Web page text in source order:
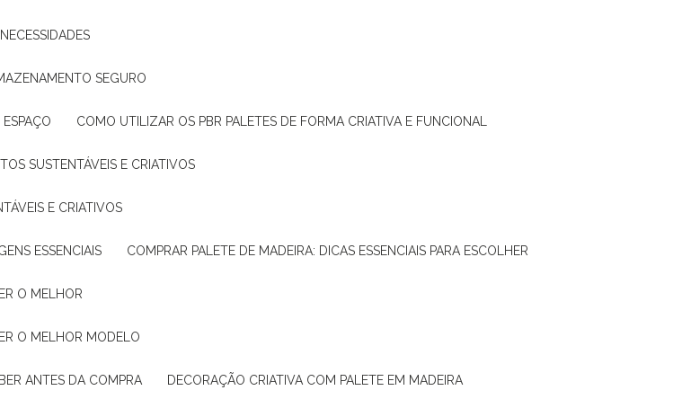
SEGURO
COMO UTILIZAR OS PBR PALETES DE FORMA CRIATIVA E FUNCIONAL
SUSTENTÁVEIS E CRIATIVOS
E CRIATIVOS
ESSENCIAIS COMPRAR PALETE DE MADEIRA: DICAS ESSENCIAIS PARA ESCOLHER
O MELHOR
O MELHOR MODELO
ANTES DA COMPRA DECORAÇÃO CRIATIVA COM PALETE EM MADEIRA